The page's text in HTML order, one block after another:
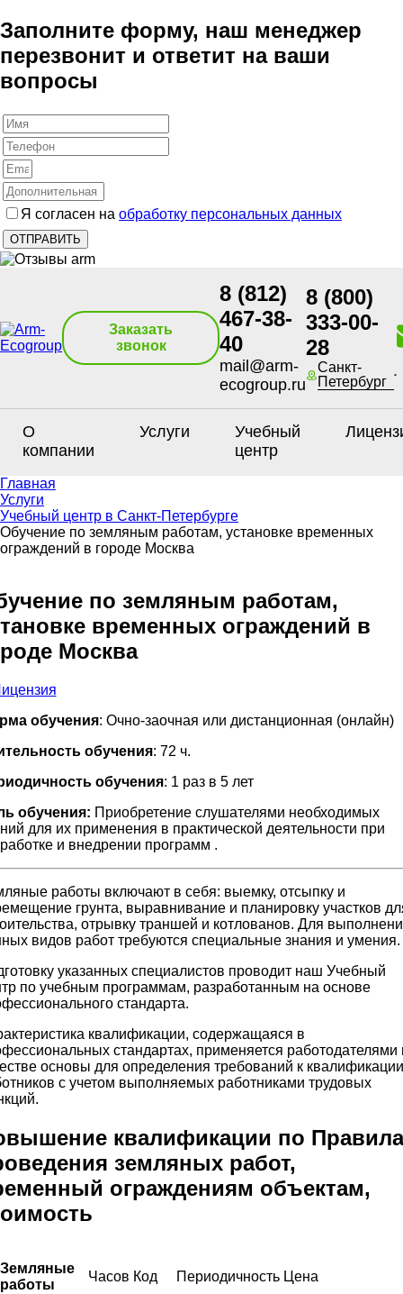
Заполните форму, наш менеджер
перезвонит и ответит на ваши
вопросы
Я согласен на обработку персональных данных
Заказать
звонок
8 (812)
467-38-
40
mail@arm-
ecogroup.ru
8 (800)
333-00-
28
Санкт-
Петербург
О
компании
Услуги
Учебный
центр
Главная
Услуги
Учебный центр в Санкт-Петербурге
Обучение по земляным работам, установке временных
ограждений в городе Москва
по земляным работам,
временных ограждений в
Москва
обучения: Очно-заочная или дистанционная (онлайн)
обучения: 72 ч.
обучения: 1 раз в 5 лет
обучения: Приобретение слушателями необходимых
для их применения в практической деятельности при
и внедрении программ .
работы включают в себя: выемку, отсыпку и
грунта, выравнивание и планировку участков
отрывку траншей и котлованов. Для
видов работ требуются специальные знания и умения.
указанных специалистов проводит наш Учебный
по учебным программам, разработанным на основе
стандарта.
квалификации, содержащаяся в
стандартах, применяется работодателями
основы для определения требований к квалификации
с учетом выполняемых работниками трудовых
квалификации по
земляных работ,
ограждениям объектам,
Земляные
работы
Часов Код Периодичность Цена